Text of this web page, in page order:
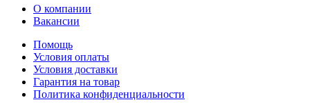
О компании
Вакансии
Помощь
Условия оплаты
Условия доставки
Гарантия на товар
Политика конфиденциальности